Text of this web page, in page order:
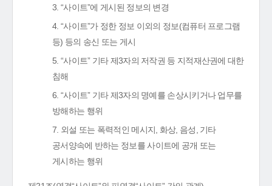
3. “사이트”에 게시된 정보의 변경
4. “사이트”가 정한 정보 이외의 정보(컴퓨터 프로그램
등) 등의 송신 또는 게시
5. “사이트” 기타 제3자의 저작권 등 지적재산권에 대한
침해
6. “사이트” 기타 제3자의 명예를 손상시키거나 업무를
방해하는 행위
7. 외설 또는 폭력적인 메시지, 화상, 음성, 기타
공서양속에 반하는 정보를 사이트에 공개 또는
게시하는 행위